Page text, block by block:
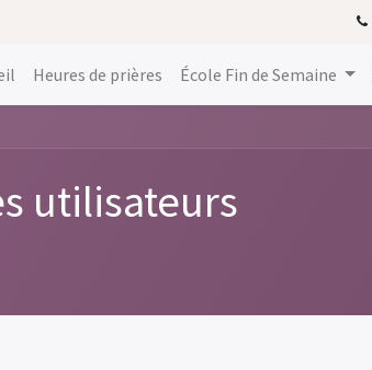
Heures de prières École Fin de Semaine
utilisateurs